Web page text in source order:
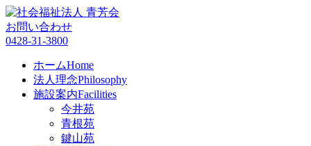
お問い合わせ
0428-31-3800
ホームHome
法人理念Philosophy
施設案内Facilities
今井苑
青根苑
鍵山苑